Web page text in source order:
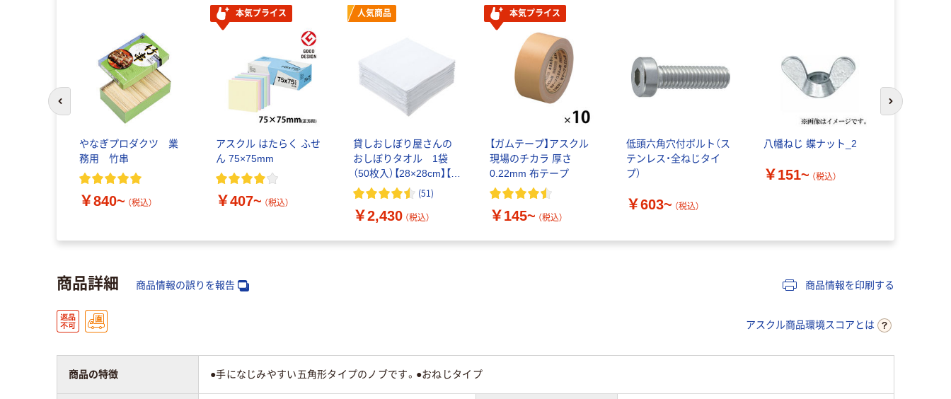
やなぎプロダクツ 業
務用 竹串
￥840~ （税込）
本気プライス
アスクル はたらく ふせ
ん 75×75mm
￥407~ （税込）
人気商品
貸しおしぼり屋さんの
おしぼりタオル 1袋
（50枚入）【28×28cm】【業
務用】
(51)
￥2,430 （税込）
本気プライス
【ガムテープ】アスクル
現場のチカラ 厚さ
0.22mm 布テープ
￥145~ （税込）
低頭六角穴付ボルト（ス
テンレス・全ねじタイ
プ）
￥603~ （税込）
八幡ねじ 蝶ナット_2
￥151~ （税込）
前のスライドへ 次のスライド
商品詳細 商品情報の誤りを報告 商品情報を印刷する
アスクル商品環境スコアとは
商品の特徴 ●手になじみやすい五角形タイプのノブです。●おねじタイプ